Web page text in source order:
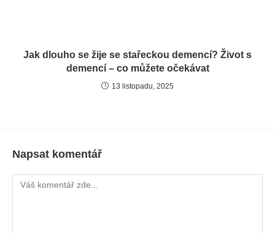
Jak dlouho se žije se stařeckou demencí? Život s
demencí – co můžete očekávat
13 listopadu, 2025
Napsat komentář